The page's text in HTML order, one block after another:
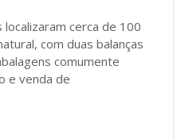
cerca de 100
com duas balanças
comumente
e venda de